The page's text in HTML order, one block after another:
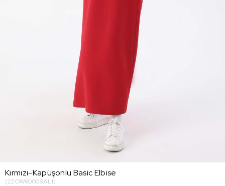
Kırmızı-Kapüşonlu Basic Elbise
(22OW60008AL1)